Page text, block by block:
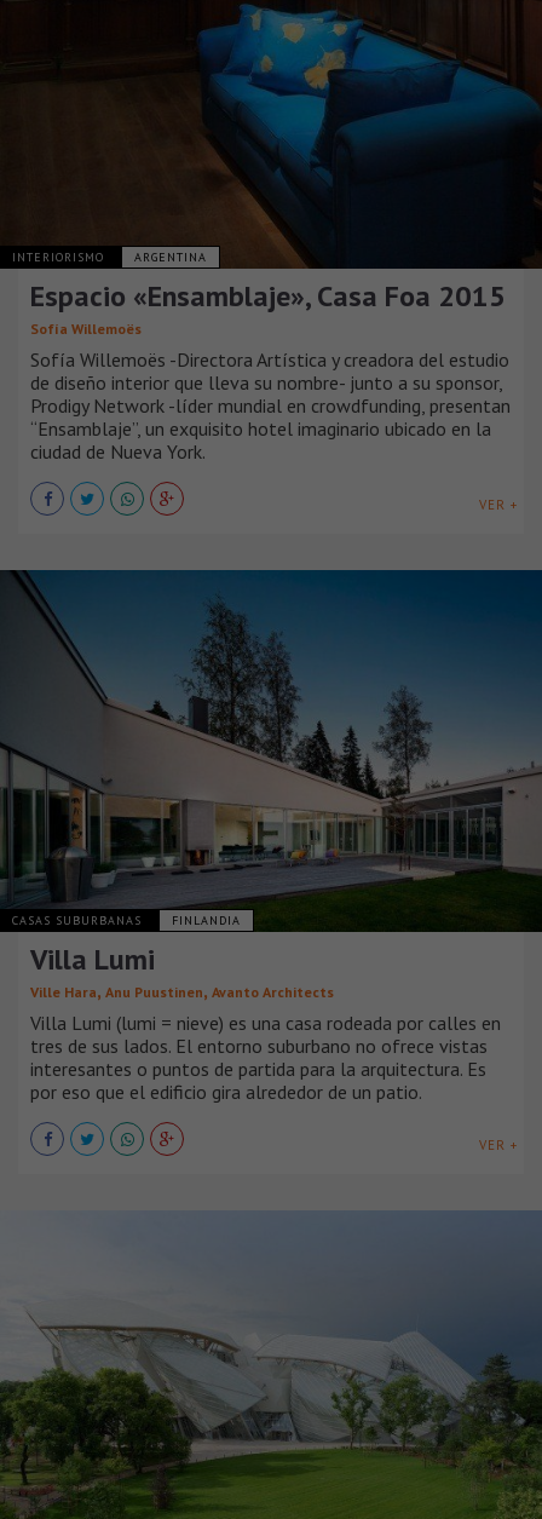
INTERIORISMO ARGENTINA
Espacio «Ensamblaje», Casa Foa 2015
Sofía Willemoës
Sofía Willemoës -Directora Artística y creadora del estudio
de diseño interior que lleva su nombre- junto a su sponsor,
Prodigy Network -líder mundial en crowdfunding, presentan
“Ensamblaje”, un exquisito hotel imaginario ubicado en la
ciudad de Nueva York.
VER +
CASAS SUBURBANAS FINLANDIA
Villa Lumi
Ville Hara, Anu Puustinen, Avanto Architects
Villa Lumi (lumi = nieve) es una casa rodeada por calles en
tres de sus lados. El entorno suburbano no ofrece vistas
interesantes o puntos de partida para la arquitectura. Es
por eso que el edificio gira alrededor de un patio.
VER +